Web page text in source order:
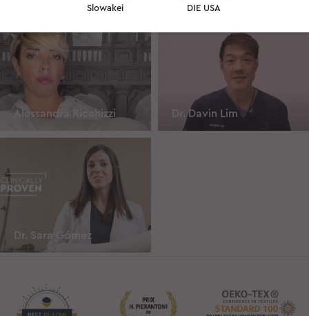
Alessandra Ricchizzi Dr. Davin Lim
Dr. Sara Gómez
Slowakei DIE USA